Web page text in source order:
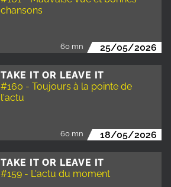
chansons
60 mn 25/05/2026
TAKE IT OR LEAVE IT
#160 - Toujours à la pointe de
l'actu
60 mn 18/05/2026
TAKE IT OR LEAVE IT
#159 - L'actu du moment